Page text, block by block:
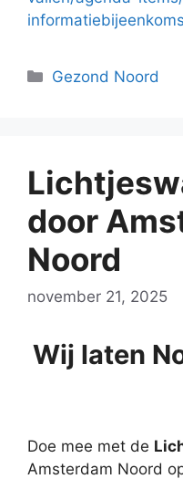
Categorieën
Gezond Noord
door
Noord
november 21, 2025
Wij laten
Doe mee met de
Amsterdam Noord